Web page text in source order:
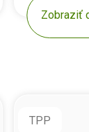
Zobraziť
TPP